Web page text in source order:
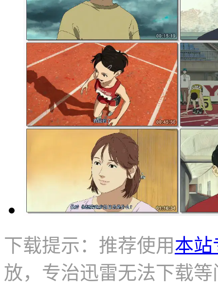
下载提示：推荐使用本站
放，专治迅雷无法下载等